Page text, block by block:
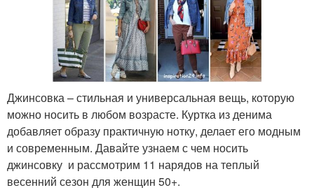
Джинсовка – стильная и универсальная вещь, которую
можно носить в любом возрасте. Куртка из денима
добавляет образу практичную нотку, делает его модным
и современным. Давайте узнаем с чем носить
джинсовку и рассмотрим 11 нарядов на теплый
весенний сезон для женщин 50+.